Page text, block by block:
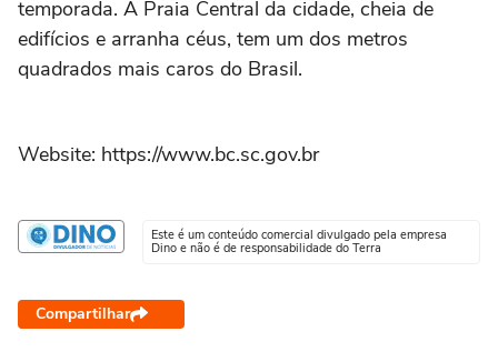
temporada. A Praia Central da cidade, cheia de
edifícios e arranha céus, tem um dos metros
quadrados mais caros do Brasil.
Website: https://www.bc.sc.gov.br
Este é um conteúdo comercial divulgado pela empresa
Dino e não é de responsabilidade do Terra
Compartilhar